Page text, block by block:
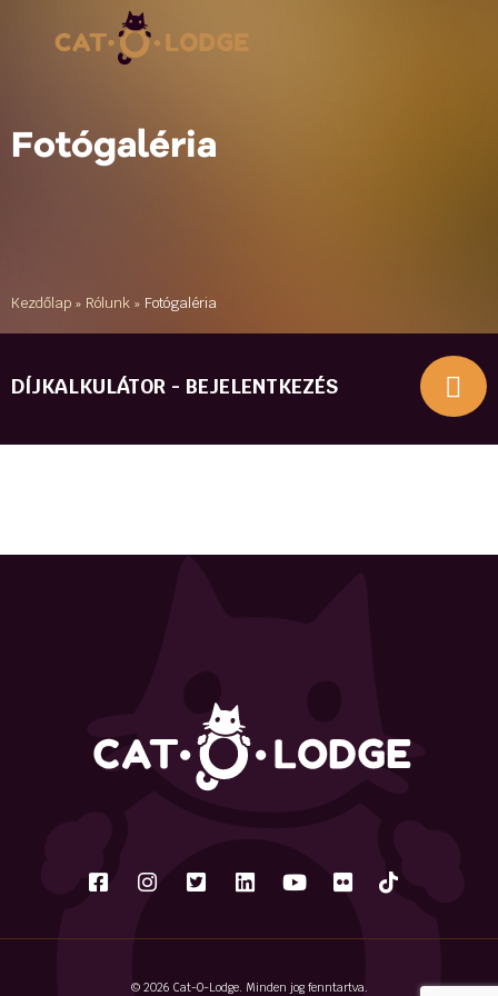
Fotógaléria
Kezdőlap » Rólunk » Fotógaléria
DÍJKALKULÁTOR - BEJELENTKEZÉS
© 2026 Cat-O-Lodge. Minden jog fenntartva.